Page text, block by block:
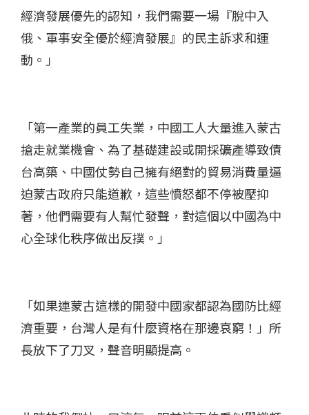
經濟發展優先的認知，我們需要一場『脫中入
俄、軍事安全優於經濟發展』的民主訴求和運
動。」
「第一產業的員工失業，中國工人大量進入蒙古
搶走就業機會、為了基礎建設或開採礦產導致債
台高築、中國仗勢自己擁有絕對的貿易消費量逼
迫蒙古政府只能道歉，這些憤怒都不停被壓抑
著，他們需要有人幫忙發聲，對這個以中國為中
心全球化秩序做出反撲。」
「如果連蒙古這樣的開發中國家都認為國防比經
濟重要，台灣人是有什麼資格在那邊哀窮！」所
長放下了刀叉，聲音明顯提高。